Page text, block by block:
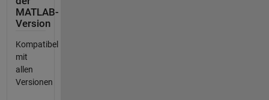
MATLAB-
Version
Kompatibel
mit
allen
Versionen